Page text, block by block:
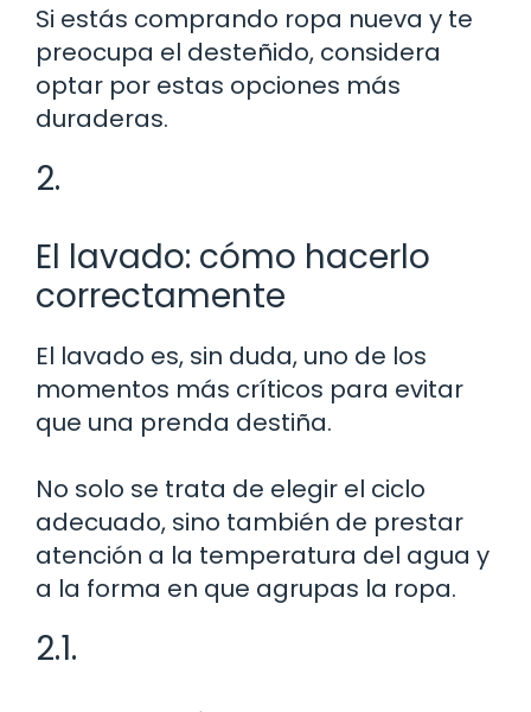
Si estás comprando ropa nueva y te
preocupa el desteñido, considera
optar por estas opciones más
duraderas.
2.
El lavado: cómo hacerlo
correctamente
El lavado es, sin duda, uno de los
momentos más críticos para evitar
que una prenda destiña.
No solo se trata de elegir el ciclo
adecuado, sino también de prestar
atención a la temperatura del agua y
a la forma en que agrupas la ropa.
2.1.